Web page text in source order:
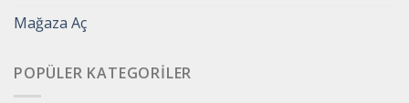
Mağaza Aç
POPÜLER KATEGORILER